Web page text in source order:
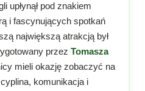
upłynął pod znakiem
i fascynujących spotkań
największą atrakcją był
przez Tomasza
mieli okazję zobaczyć na
komunikacja i